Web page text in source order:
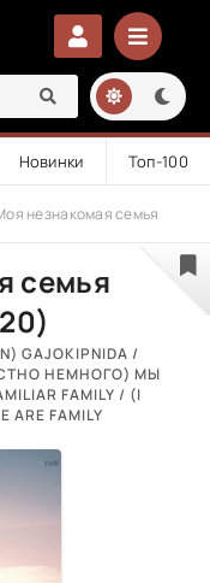
Новинки Топ-100
незнакомая семья
семья
GAJOKIPNIDA /
НЕМНОГО) МЫ
FAMILY / (I
ARE FAMILY